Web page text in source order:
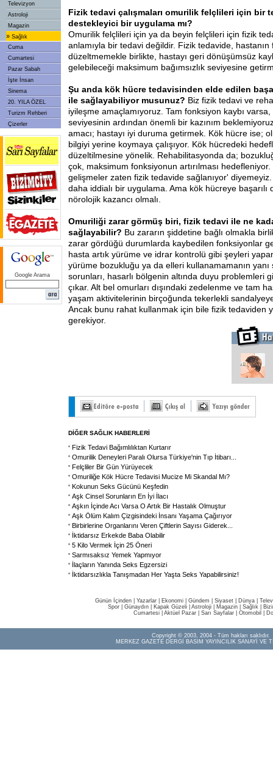
Televizyon
Astroloji
Magazin
» Sağlık
Cuma
Cumartesi
Pazar Sabah
İşte İnsan
Sinema
20. YILA ÖZEL
Turizm Rehberi
Çizerler
Google Arama
Fizik tedavi çalışmaları omurilik felçlileri için bir
destekleyici bir uygulama mı?
Omurilik felçlileri için ya da beyin felçlileri için fizik
anlamıyla bir tedavi değildir. Fizik tedavide, hastanın
düzeltmemekle birlikte, hastayı geri dönüşümsüz
gelebileceği maksimum bağımsızlık seviyesine
Şu anda kök hücre tedavisinden elde edilen
ile sağlayabiliyor musunuz? Biz fizik tedavi ve
iyileşme amaçlamıyoruz. Tam fonksiyon kaybı
seviyesinin ardından önemli bir kazınım
amacı; hastayı iyi duruma getirmek. Kök hücre ise;
bilgiyi yerine koymaya çalışıyor. Kök hücredeki
düzeltilmesine yönelik. Rehabilitasyonda da;
çok, maksimum fonksiyonun artırılması
gelişmeler zaten fizik tedavide sağlanıyor'
daha iddialı bir uygulama. Ama kök hücreye başarılı
nörolojik kazancı olmalı.
Omuriliği zarar görmüş biri, fizik tedavi ile ne
sağlayabilir? Bu zararın şiddetine bağlı olmakla
zarar gördüğü durumlarda kaybedilen fonksiyonlar
hasta artık yürüme ve idrar kontrolü gibi şeyleri
yürüme bozukluğu ya da elleri kullanamamanın yanı
sorunları, hasarlı bölgenin altında duyu problemleri
çıkar. Alt bel omurları dışındaki zedelenme ve tam
yaşam aktivitelerinin birçoğunda tekerlekli
Ancak bunu rahat kullanmak için bile fizik tedaviden
gerekiyor.
DİĞER SAĞLIK HABERLERİ
Fizik Tedavi Bağımlılıktan Kurtarır
Omurilik Deneyleri Paralı Olursa Türkiye'nin Tıp İtibarı
Felçliler Bir Gün Yürüyecek
Omuriliğe Kök Hücre Tedavisi Mucize Mi Skandal Mı?
Kokunun Seks Gücünü Keşfedin
Aşk Cinsel Sorunların En İyi İlacı
Aşkın İçinde Acı Varsa O Artık Bir Hastalık Olmuştur
Aşk Ölüm Kalım Çizgisindeki İnsanı Yaşama Çağırıyor
Birbirlerine Organlarını Veren Çiftlerin Sayısı Giderek
İktidarsız Erkekde Baba Olabilir
5 Kilo Vermek İçin 25 Öneri
Sarmısaksız Yemek Yapmıyor
İlaçların Yanında Seks Egzersizi
İktidarsızlıkla Tanışmadan Her Yaşta Seks Yapabilirsiniz!
Günün İçinden Yazarlar Ekonomi Gündem Siyaset Dünya |
Spor
Günaydın Kapak Güzeli Astroloji Magazin Sağlık
Cumartesi| Aktüel Pazar| Sarı Sayfalar| Otomobil
Copyright © 2003, 2004 - Tüm hakları saklıdır.
MERKEZ GAZETE DERGİ BASIM YAYINCILIK SANAYİ VE